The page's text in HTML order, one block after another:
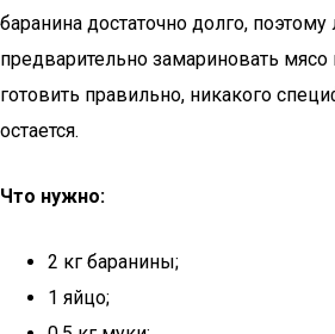
баранина достаточно долго,
предварительно замариновать мясо
готовить правильно, никакого
остается.
Что нужно:
2 кг баранины;
1 яйцо;